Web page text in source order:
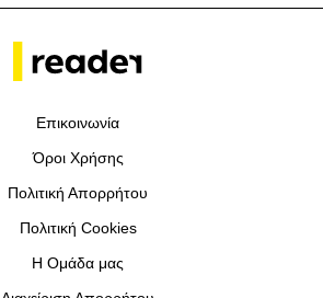
Επικοινωνία
Όροι Χρήσης
Πολιτική Απορρήτου
Πολιτική Cookies
Η Ομάδα μας